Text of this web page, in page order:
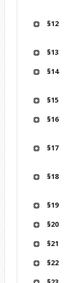
§12
§13
§14
§15
§16
§17
§18
§19
§20
§21
§22